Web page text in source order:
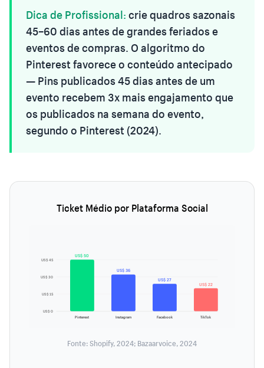
Dica de Profissional: crie quadros sazonais
45–60 dias antes de grandes feriados e
eventos de compras. O algoritmo do
Pinterest favorece o conteúdo antecipado
— Pins publicados 45 dias antes de um
evento recebem 3x mais engajamento que
os publicados na semana do evento,
segundo o Pinterest (2024).
Ticket Médio por Plataforma Social
US$ 0
US$ 15
US$ 30
US$ 45
US$ 50
US$ 36
US$ 27
US$ 22
Pinterest Instagram Facebook TikTok
Fonte: Shopify, 2024; Bazaarvoice, 2024